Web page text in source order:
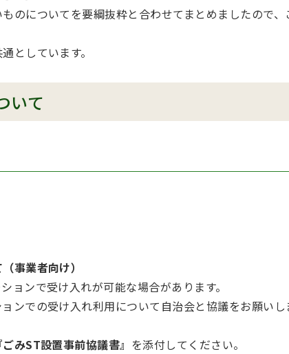
のについてを要綱抜粋と合わせてまとめましたので、
としています。
いて
事業者向け）
ョンで受け入れが可能な場合があります。
ンでの受け入れ利用について自治会と協議をお願いし
ごみST設置事前協議書』 を添付してください。